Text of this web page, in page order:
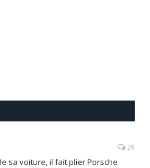
29
sa voiture, il fait plier Porsche